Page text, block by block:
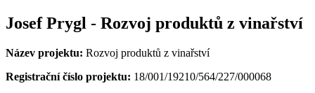
Josef Prygl - Rozvoj produktů z vinařství
Název projektu: Rozvoj produktů z vinařství
Registrační číslo projektu: 18/001/19210/564/227/000068